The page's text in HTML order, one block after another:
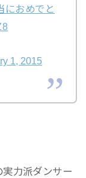
におめでと
1, 2015
力派ダンサー